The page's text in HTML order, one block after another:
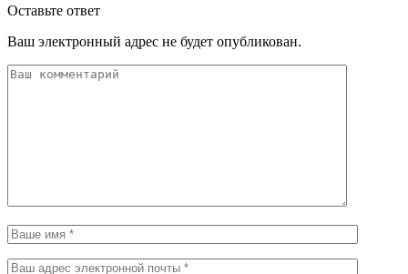
Оставьте ответ
Ваш электронный адрес не будет опубликован.